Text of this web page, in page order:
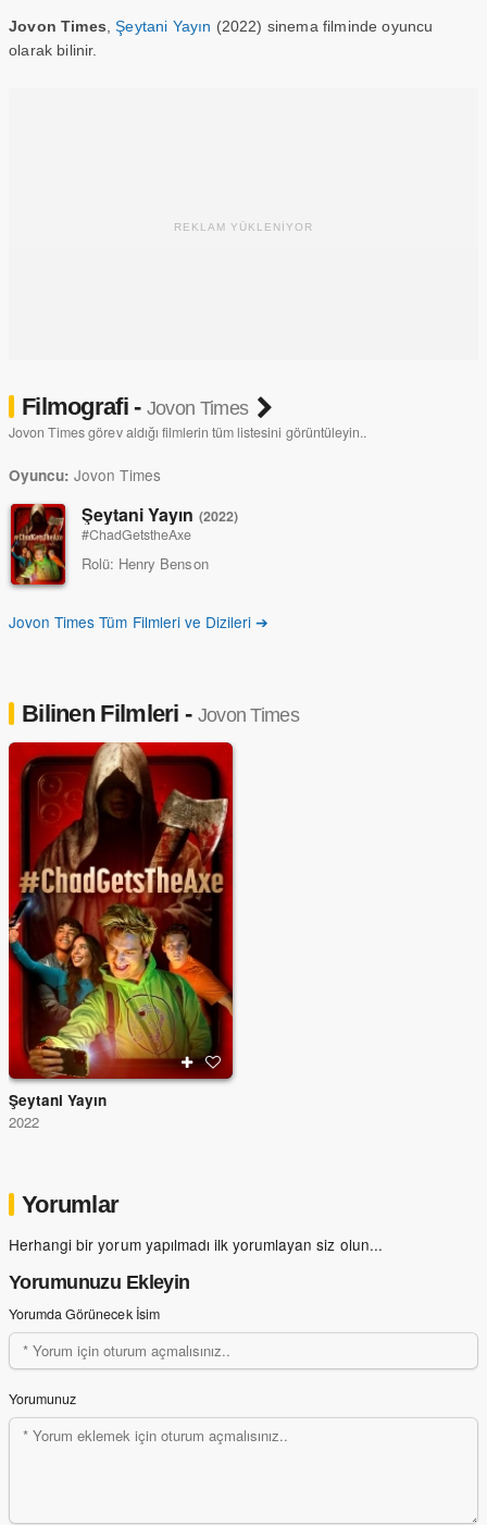
Jovon Times ,Şeytani Yayın (2022) sinema filminde oyuncu
olarak bilinir.
REKLAM YÜKLENİYOR
Filmografi - Jovon Times
Jovon Times görev aldığı filmlerin tüm listesini görüntüleyin..
Oyuncu: Jovon Times
Şeytani Yayın (2022)
#ChadGetstheAxe
Rolü: Henry Benson
Jovon Times Tüm Filmleri ve Dizileri ➔
Bilinen Filmleri - Jovon Times
Şeytani Yayın
2022
Yorumlar
Herhangi bir yorum yapılmadı ilk yorumlayan siz olun...
Yorumunuzu Ekleyin
Yorumda Görünecek İsim
Yorumunuz